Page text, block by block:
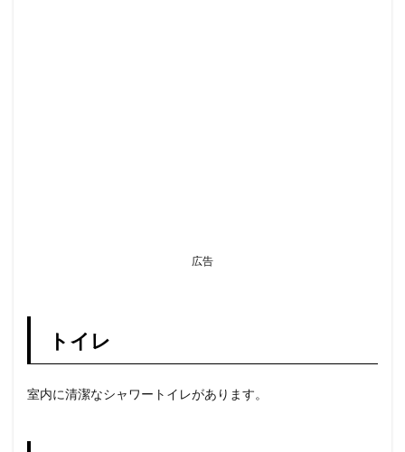
広告
トイレ
室内に清潔なシャワートイレがあります。